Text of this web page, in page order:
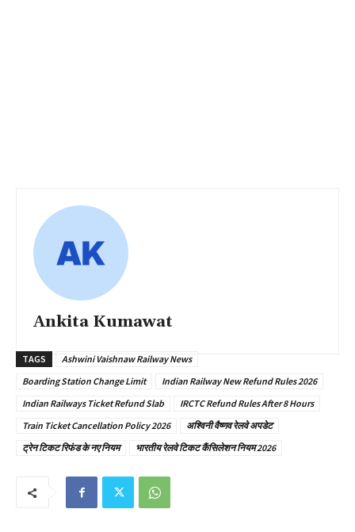
Ankita Kumawat
TAGS
Ashwini Vaishnaw Railway News
Boarding Station Change Limit
Indian Railway New Refund Rules 2026
Indian Railways Ticket Refund Slab
IRCTC Refund Rules After 8 Hours
Train Ticket Cancellation Policy 2026
अश्विनी वैष्णव रेलवे अपडेट
ट्रेन टिकट रिफंड के नए नियम
भारतीय रेलवे टिकट कैंसिलेशन नियम 2026